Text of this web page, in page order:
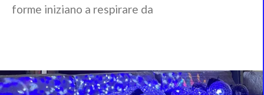
forme iniziano a respirare da